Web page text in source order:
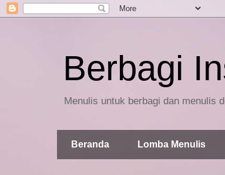
Berbagi
Menulis untuk berbagi dan menulis
Beranda Lomba Menulis